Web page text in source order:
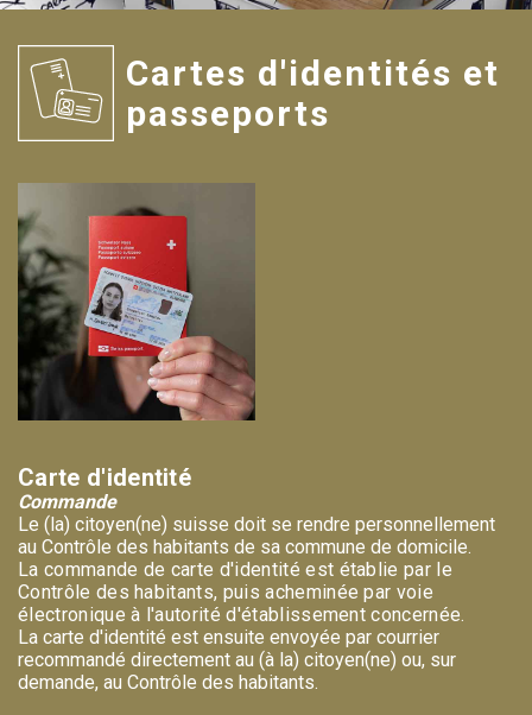
Cartes d'identités et
passeports
Carte d'identité
Commande
Le (la) citoyen(ne) suisse doit se rendre personnellement
au Contrôle des habitants de sa commune de domicile.
La commande de carte d'identité est établie par le
Contrôle des habitants, puis acheminée par voie
électronique à l'autorité d'établissement concernée.
La carte d'identité est ensuite envoyée par courrier
recommandé directement au (à la) citoyen(ne) ou, sur
demande, au Contrôle des habitants.